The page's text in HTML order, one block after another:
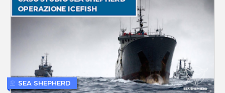
SEA SHEPHERD